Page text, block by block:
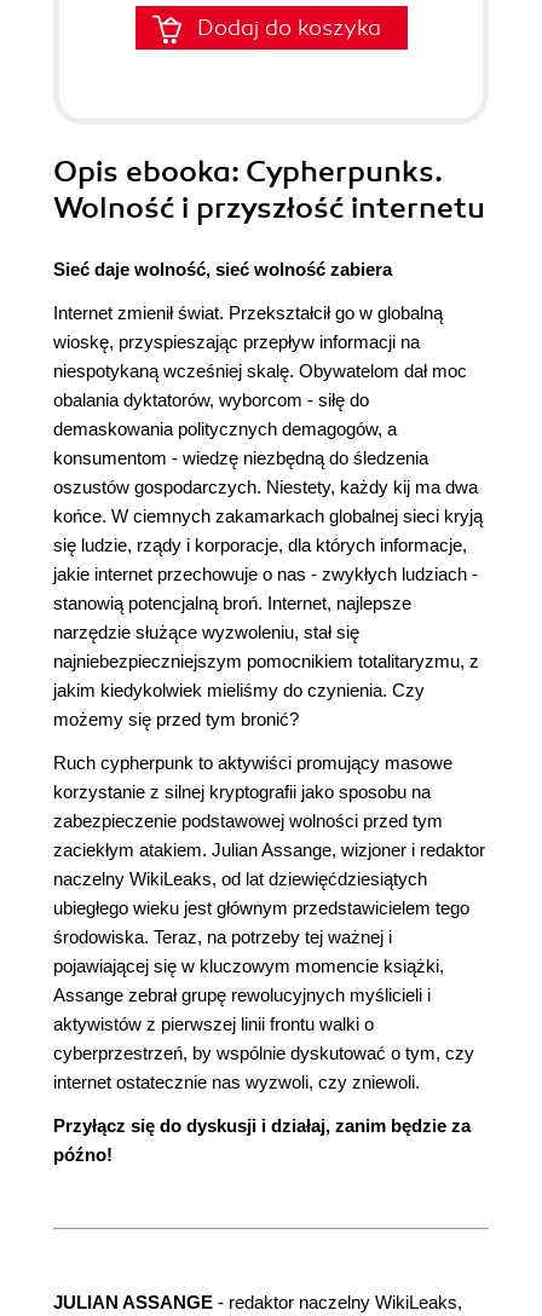
Dodaj do koszyka
Opis ebooka: Cypherpunks.
Wolność i przyszłość internetu
Sieć daje wolność, sieć wolność zabiera
Internet zmienił świat. Przekształcił go w globalną
wioskę, przyspieszając przepływ informacji na
niespotykaną wcześniej skalę. Obywatelom dał moc
obalania dyktatorów, wyborcom - siłę do
demaskowania politycznych demagogów, a
konsumentom - wiedzę niezbędną do śledzenia
oszustów gospodarczych. Niestety, każdy kij ma dwa
końce. W ciemnych zakamarkach globalnej sieci kryją
się ludzie, rządy i korporacje, dla których informacje,
jakie internet przechowuje o nas - zwykłych ludziach -
stanowią potencjalną broń. Internet, najlepsze
narzędzie służące wyzwoleniu, stał się
najniebezpieczniejszym pomocnikiem totalitaryzmu, z
jakim kiedykolwiek mieliśmy do czynienia. Czy
możemy się przed tym bronić?
Ruch cypherpunk to aktywiści promujący masowe
korzystanie z silnej kryptografii jako sposobu na
zabezpieczenie podstawowej wolności przed tym
zaciekłym atakiem. Julian Assange, wizjoner i redaktor
naczelny WikiLeaks, od lat dziewięćdziesiątych
ubiegłego wieku jest głównym przedstawicielem tego
środowiska. Teraz, na potrzeby tej ważnej i
pojawiającej się w kluczowym momencie książki,
Assange zebrał grupę rewolucyjnych myślicieli i
aktywistów z pierwszej linii frontu walki o
cyberprzestrzeń, by wspólnie dyskutować o tym, czy
internet ostatecznie nas wyzwoli, czy zniewoli.
Przyłącz się do dyskusji i działaj, zanim będzie za
późno!
JULIAN ASSANGE - redaktor naczelny WikiLeaks,